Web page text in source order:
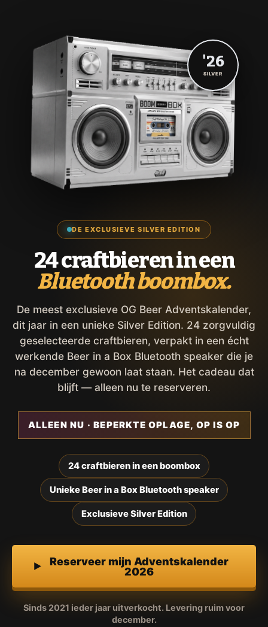
DE EXCLUSIEVE SILVER EDITION
24 craftbieren in een
Bluetooth boombox.
De meest exclusieve OG Beer Adventskalender,
dit jaar in een unieke Silver Edition. 24 zorgvuldig
geselecteerde craftbieren, verpakt in een écht
werkende Beer in a Box Bluetooth speaker die je
na december gewoon laat staan. Het cadeau dat
blijft — alleen nu te reserveren.
ALLEEN NU · BEPERKTE OPLAGE, OP IS OP
24 craftbieren in een boombox
Unieke Beer in a Box Bluetooth speaker
Exclusieve Silver Edition
Reserveer mijn Adventskalender
2026
Sinds 2021 ieder jaar uitverkocht. Levering ruim voor
december.
'26
SILVER